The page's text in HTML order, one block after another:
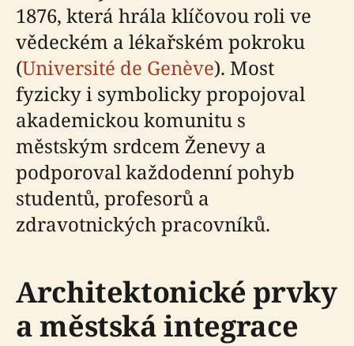
1876, která hrála klíčovou roli ve
vědeckém a lékařském pokroku
(Université de Genève). Most
fyzicky i symbolicky propojoval
akademickou komunitu s
městským srdcem Ženevy a
podporoval každodenní pohyb
studentů, profesorů a
zdravotnických pracovníků.
Architektonické prvky
a městská integrace